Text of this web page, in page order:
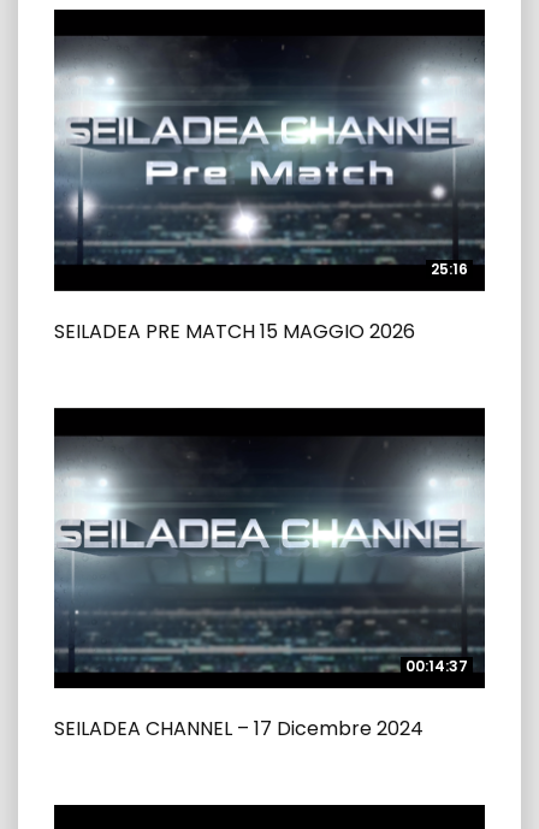
25:16
25:16
SEILADEA PRE MATCH 15 MAGGIO 2026
00:14:37
00:14:37
SEILADEA CHANNEL – 17 Dicembre 2024